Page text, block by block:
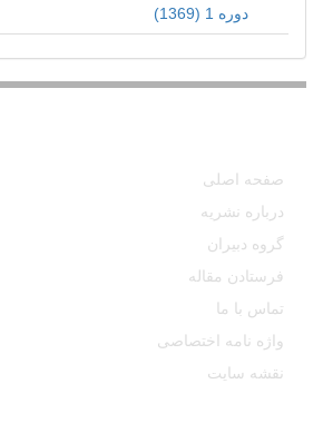
دوره 1 (1369)
صفحه اصلی
درباره نشریه
گروه دبیران
فرستادن مقاله
تماس با ما
واژه نامه اختصاصی
نقشه سایت